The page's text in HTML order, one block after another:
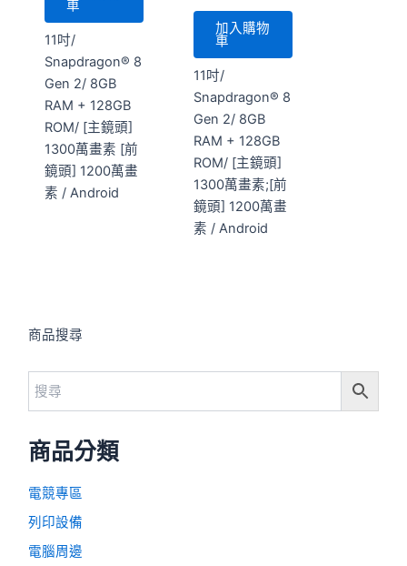
商品搜尋
商品分類
電競專區
列印設備
電腦周邊
車
11吋/
Snapdragon® 8
Gen 2/ 8GB
RAM + 128GB
ROM/ [主鏡頭]
1300萬畫素 [前
鏡頭] 1200萬畫
素 / Android
加入購物
車
11吋/
Snapdragon® 8
Gen 2/ 8GB
RAM + 128GB
ROM/ [主鏡頭]
1300萬畫素;[前
鏡頭] 1200萬畫
素 / Android